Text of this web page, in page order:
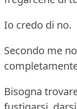
Io credo di no.
Secondo me
Bisogna